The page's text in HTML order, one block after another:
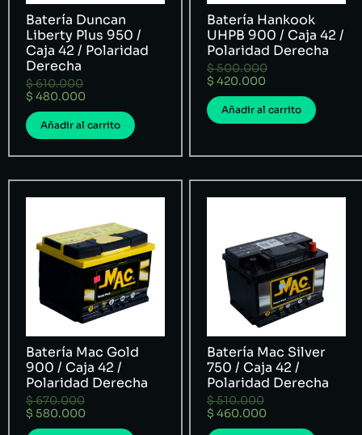
Batería Duncan
Liberty Plus 950 /
Caja 42 / Polaridad
Derecha
$610.000
$ 480.000
Añadir al carrito
Batería Hankook
UHPB 900 / Caja 42 /
Polaridad Derecha
$500.000
$ 420.000
Añadir al carrito
Batería Mac Gold
900 / Caja 42 /
Polaridad Derecha
$670.000
$ 580.000
Batería Mac Silver
750 / Caja 42 /
Polaridad Derecha
$510.000
$ 460.000